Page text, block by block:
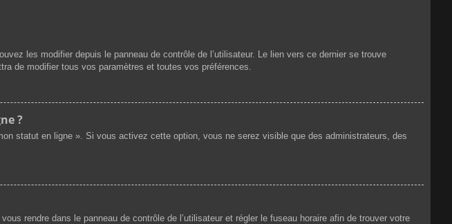
les modifier depuis le panneau de contrôle de l’utilisateur. Le lien vers ce dernier se trouve
de modifier tous vos paramètres et toutes vos préférences.
?
statut en ligne ». Si vous activez cette option, vous ne serez visible que des administrateurs, des
rendre dans le panneau de contrôle de l’utilisateur et régler le fuseau horaire afin de trouver votre